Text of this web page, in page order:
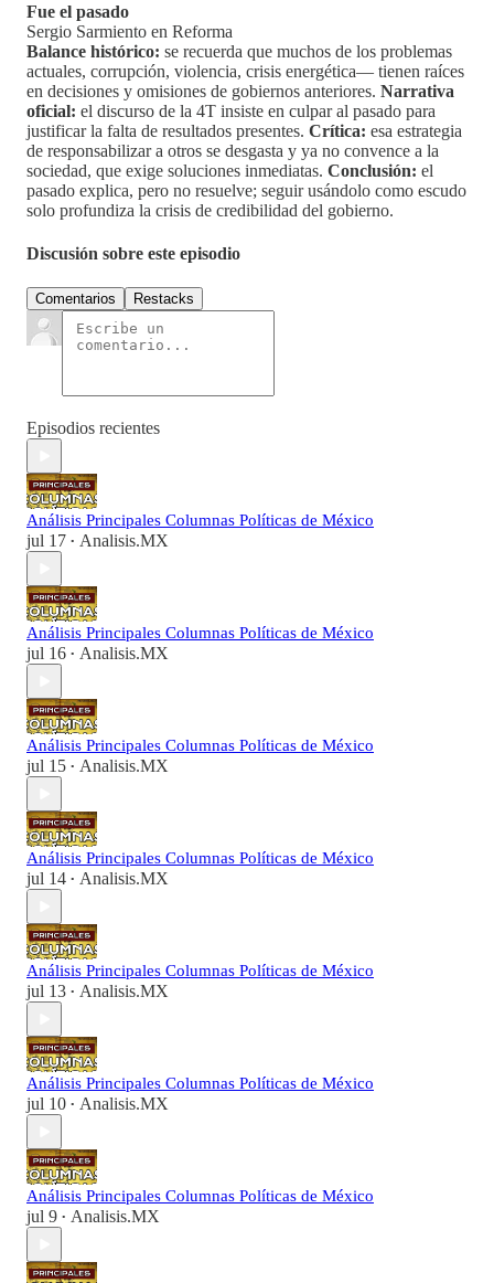
Fue el pasado
Sergio Sarmiento en Reforma
Balance histórico: se recuerda que muchos de los problemas
actuales, corrupción, violencia, crisis energética— tienen raíces
en decisiones y omisiones de gobiernos anteriores. Narrativa
oficial: el discurso de la 4T insiste en culpar al pasado para
justificar la falta de resultados presentes. Crítica: esa estrategia
de responsabilizar a otros se desgasta y ya no convence a la
sociedad, que exige soluciones inmediatas. Conclusión: el
pasado explica, pero no resuelve; seguir usándolo como escudo
solo profundiza la crisis de credibilidad del gobierno.
Discusión sobre este episodio
Comentarios Restacks
Episodios recientes
Análisis Principales Columnas Políticas de México
jul 17 • Analisis.MX
Análisis Principales Columnas Políticas de México
jul 16 • Analisis.MX
Análisis Principales Columnas Políticas de México
jul 15 • Analisis.MX
Análisis Principales Columnas Políticas de México
jul 14 • Analisis.MX
Análisis Principales Columnas Políticas de México
jul 13 • Analisis.MX
Análisis Principales Columnas Políticas de México
jul 10 • Analisis.MX
Análisis Principales Columnas Políticas de México
jul 9 • Analisis.MX